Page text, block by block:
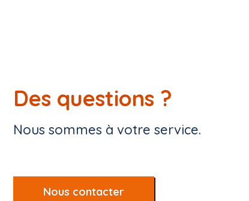
Des questions ?
Nous sommes à votre service.
Nous contacter